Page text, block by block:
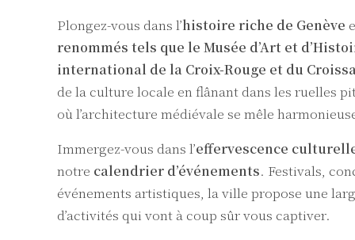
Plongez-vous dans l’histoire riche de Genève
renommés tels que le Musée d’Art et
international de la Croix-Rouge et du
de la culture locale en flânant dans les ruelles
où l’architecture médiévale se mêle
Immergez-vous dans l’effervescence
notre calendrier d’événements. Festivals,
événements artistiques, la ville propose une
d’activités qui vont à coup sûr vous captiver.